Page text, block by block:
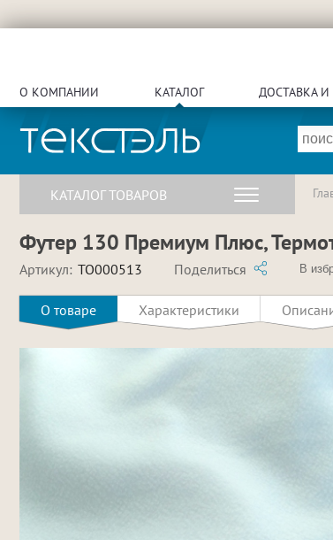
О КОМПАНИИ КАТАЛОГ ДОСТАВКА И
КАТАЛОГ ТОВАРОВ
Футер 130 Премиум Плюс,
Артикул: TO000513 Поделиться В
О товаре Характеристики